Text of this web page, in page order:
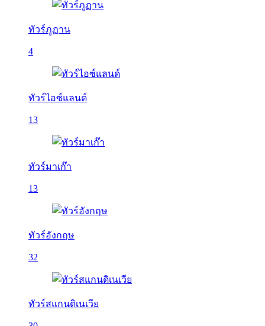
ทัวร์ภูฏาน
4
ทัวร์ไอซ์แลนด์
13
ทัวร์มาเก๊า
13
ทัวร์อังกฤษ
32
ทัวร์สแกนดิเนเวีย